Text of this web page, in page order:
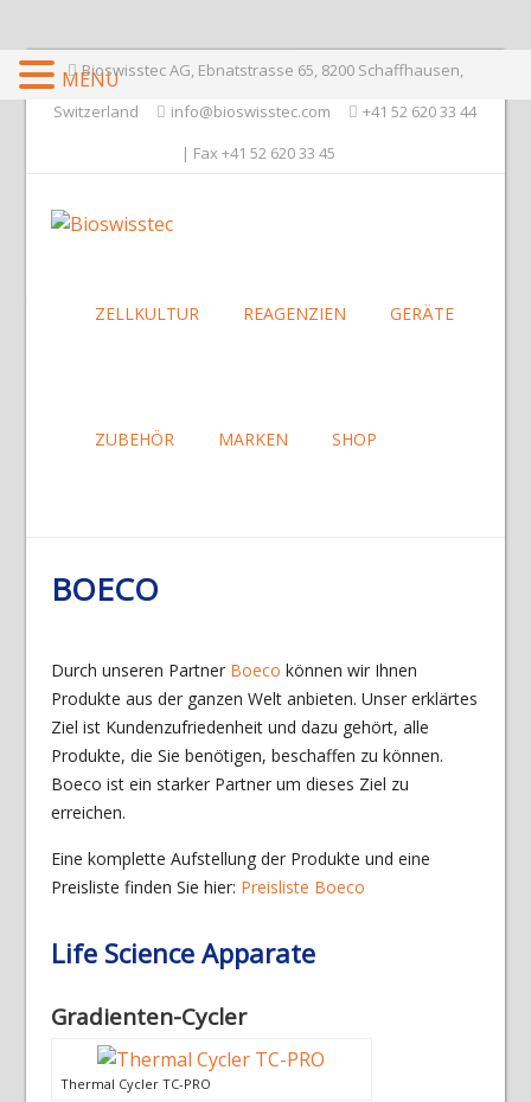
Bioswisstec AG, Ebnatstrasse 65, 8200 Schaffhausen,
Switzerland
info@bioswisstec.com
+41 52 620 33 44
| Fax +41 52 620 33 45
ZELLKULTUR REAGENZIEN GERÄTE
ZUBEHÖR MARKEN SHOP
BOECO
Durch unseren Partner Boeco können wir Ihnen
Produkte aus der ganzen Welt anbieten. Unser erklärtes
Ziel ist Kundenzufriedenheit und dazu gehört, alle
Produkte, die Sie benötigen, beschaffen zu können.
Boeco ist ein starker Partner um dieses Ziel zu
erreichen.
Eine komplette Aufstellung der Produkte und eine
Preisliste finden Sie hier: Preisliste Boeco
Life Science Apparate
Gradienten-Cycler
Thermal Cycler TC-PRO
MENU